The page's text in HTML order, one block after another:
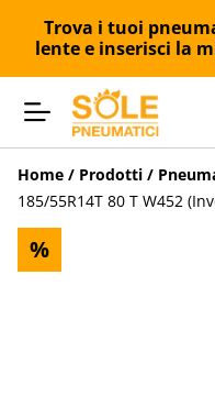
Trova i tuoi
lente e inserisci la
Home / Prodotti /
185/55R14T 80 T W452
%